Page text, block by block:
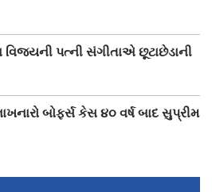
વિજયની પત્ની સંગીતાએ છૂટાછેડાની
બોફર્સ કેસ ૪૦ વર્ષ બાદ સુપ્રીમ